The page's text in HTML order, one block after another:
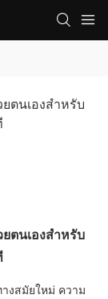
ตนเองสำหรับ
ตนเองสำหรับ
งสมัยใหม่ ความ